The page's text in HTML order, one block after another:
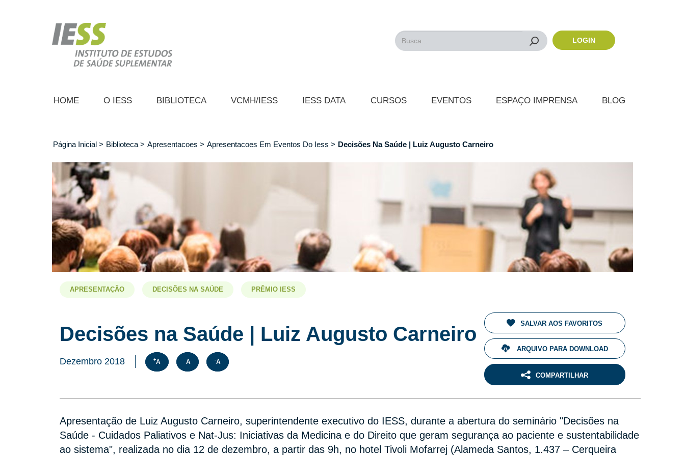
Busca... Buscar LOGIN
HOME O IESS BIBLIOTECA VCMH/IESS IESS DATA CURSOS EVENTOS ESPAÇO IMPRENSA BLOG
de
navegação
Página Inicial Biblioteca Apresentacoes Apresentacoes Em Eventos Do Iess Decisões Na Saúde | Luiz Augusto Carneiro
APRESENTAÇÃO DECISÕES NA SAÚDE PRÊMIO IESS
Decisões na Saúde | Luiz Augusto Carneiro
Dezembro 2018 +A A -A
SALVAR AOS FAVORITOS
ARQUIVO PARA DOWNLOAD
COMPARTILHAR
Apresentação de Luiz Augusto Carneiro, superintendente executivo do IESS, durante a abertura do seminário "Decisões na
Saúde - Cuidados Paliativos e Nat-Jus: Iniciativas da Medicina e do Direito que geram segurança ao paciente e sustentabilidade
ao sistema", realizada no dia 12 de dezembro, a partir das 9h, no hotel Tivoli Mofarrej (Alameda Santos, 1.437 – Cerqueira